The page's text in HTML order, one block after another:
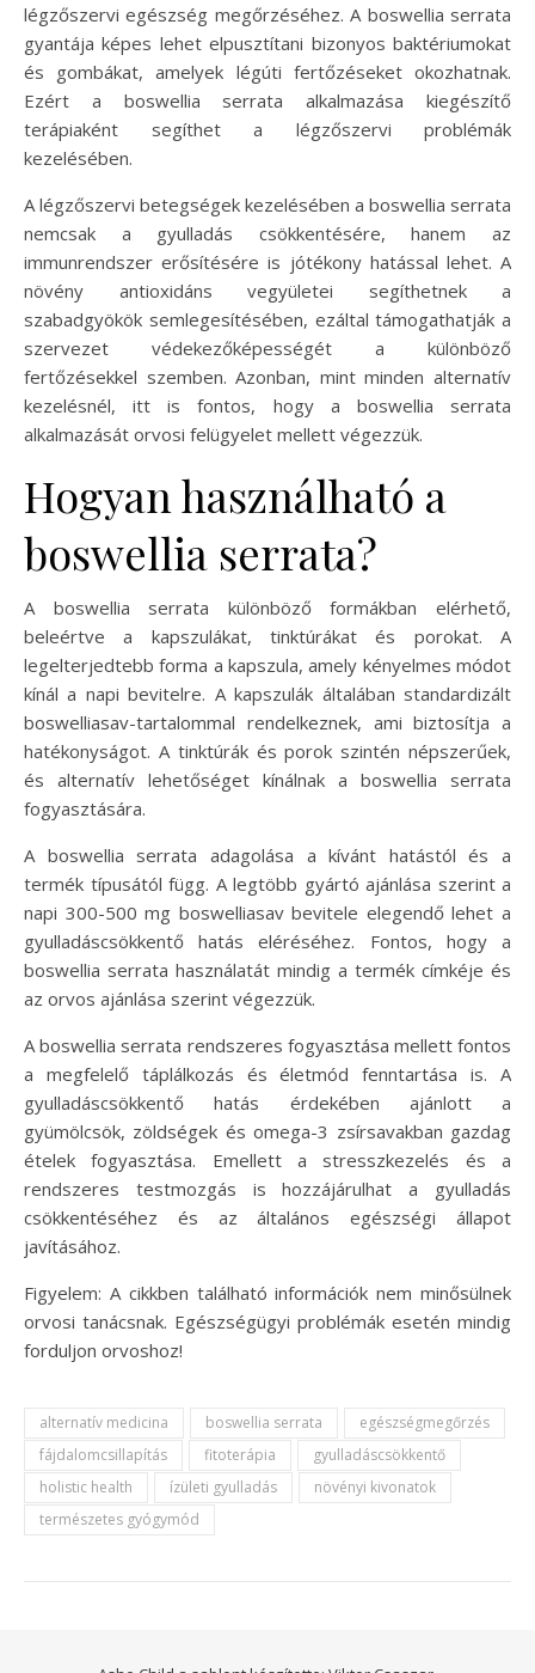
légzőszervi egészség megőrzéséhez. A boswellia serrata
gyantája képes lehet elpusztítani bizonyos baktériumokat
és gombákat, amelyek légúti fertőzéseket okozhatnak.
Ezért a boswellia serrata alkalmazása kiegészítő
terápiaként segíthet a légzőszervi problémák
kezelésében.
A légzőszervi betegségek kezelésében a boswellia serrata
nemcsak a gyulladás csökkentésére, hanem az
immunrendszer erősítésére is jótékony hatással lehet. A
növény antioxidáns vegyületei segíthetnek a
szabadgyökök semlegesítésében, ezáltal támogathatják a
szervezet védekezőképességét a különböző
fertőzésekkel szemben. Azonban, mint minden alternatív
kezelésnél, itt is fontos, hogy a boswellia serrata
alkalmazását orvosi felügyelet mellett végezzük.
Hogyan használható a
boswellia serrata?
A boswellia serrata különböző formákban elérhető,
beleértve a kapszulákat, tinktúrákat és porokat. A
legelterjedtebb forma a kapszula, amely kényelmes módot
kínál a napi bevitelre. A kapszulák általában standardizált
boswelliasav-tartalommal rendelkeznek, ami biztosítja a
hatékonyságot. A tinktúrák és porok szintén népszerűek,
és alternatív lehetőséget kínálnak a boswellia serrata
fogyasztására.
A boswellia serrata adagolása a kívánt hatástól és a
termék típusától függ. A legtöbb gyártó ajánlása szerint a
napi 300-500 mg boswelliasav bevitele elegendő lehet a
gyulladáscsökkentő hatás eléréséhez. Fontos, hogy a
boswellia serrata használatát mindig a termék címkéje és
az orvos ajánlása szerint végezzük.
A boswellia serrata rendszeres fogyasztása mellett fontos
a megfelelő táplálkozás és életmód fenntartása is. A
gyulladáscsökkentő hatás érdekében ajánlott a
gyümölcsök, zöldségek és omega-3 zsírsavakban gazdag
ételek fogyasztása. Emellett a stresszkezelés és a
rendszeres testmozgás is hozzájárulhat a gyulladás
csökkentéséhez és az általános egészségi állapot
javításához.
Figyelem: A cikkben található információk nem minősülnek
orvosi tanácsnak. Egészségügyi problémák esetén mindig
forduljon orvoshoz!
alternatív medicina boswellia serrata
egészségmegőrzés
fájdalomcsillapítás
fitoterápia
gyulladáscsökkentő
holistic health
ízületi gyulladás
növényi kivonatok
természetes gyógymód